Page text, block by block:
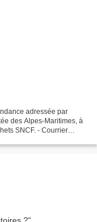
adressée par
des Alpes-Maritimes, à
- Courrier